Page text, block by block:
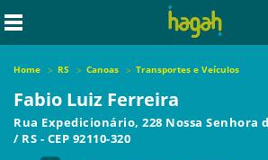
Home RS Canoas Transportes e Veículos
Fabio Luiz Ferreira
Rua Expedicionário, 228 Nossa Senhora
/ RS - CEP 92110-320